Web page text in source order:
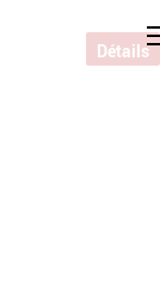
Détails